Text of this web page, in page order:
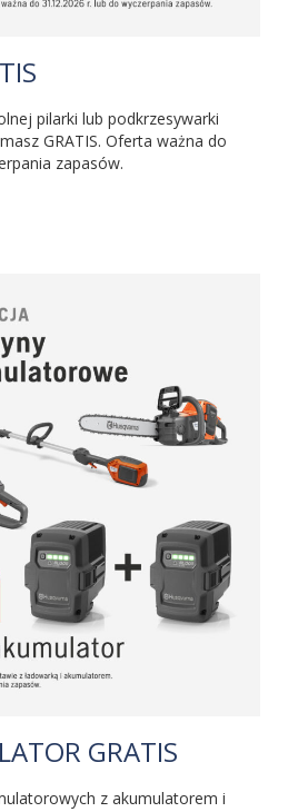
pilarki lub podkrzesywarki
GRATIS. Oferta ważna do
zapasów.
GRATIS
z akumulatorem i